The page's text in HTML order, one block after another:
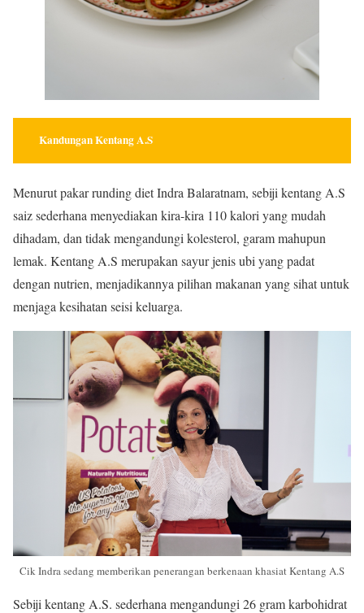
Kandungan Kentang A.S
Menurut pakar runding diet Indra Balaratnam, sebiji kentang A.S
saiz sederhana menyediakan kira-kira 110 kalori yang mudah
dihadam, dan tidak mengandungi kolesterol, garam mahupun
lemak. Kentang A.S merupakan sayur jenis ubi yang padat
dengan nutrien, menjadikannya pilihan makanan yang sihat untuk
menjaga kesihatan seisi keluarga.
Cik Indra sedang memberikan penerangan berkenaan khasiat Kentang A.S
Sebiji kentang A.S. sederhana mengandungi 26 gram karbohidrat